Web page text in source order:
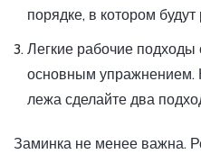
порядке, в котором
Легкие рабочие
основным
лежа сделайте два
Заминка не менее важна.